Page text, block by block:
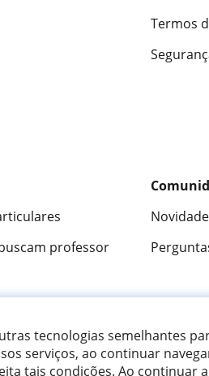
tecnologias semelhantes
serviços, ao continuar
tais condições. Ao continuar
Termos
professor